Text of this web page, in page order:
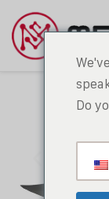
Do